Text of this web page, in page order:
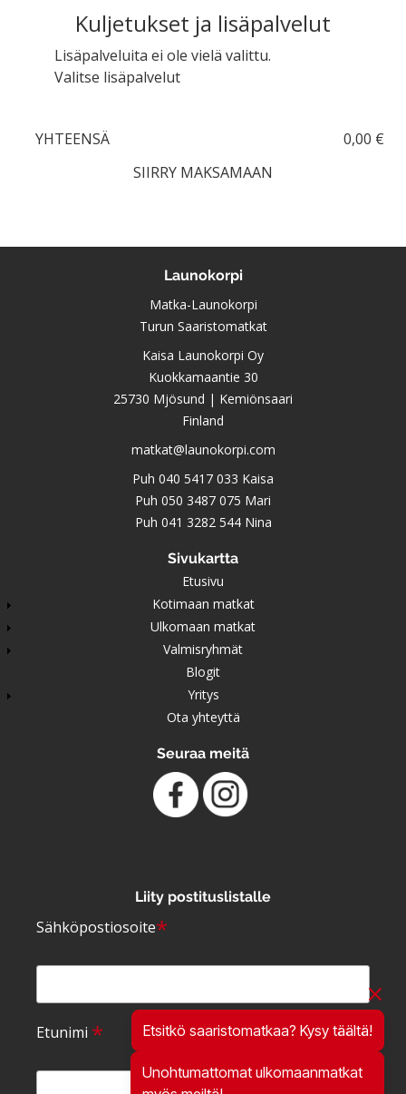
Etsitkö saaristomatkaa? Kysy täältä!
Unohtumattomat ulkomaanmatkat
Kuljetukset ja lisäpalvelut
Lisäpalveluita ei ole vielä valittu.
Valitse lisäpalvelut
YHTEENSÄ
0,00 €
SIIRRY MAKSAMAAN
Launokorpi
Matka-Launokorpi
Turun Saaristomatkat
Kaisa Launokorpi Oy
Kuokkamaantie 30
25730 Mjösund | Kemiönsaari
Finland
matkat@launokorpi.com
Puh 040 5417 033 Kaisa
Puh 050 3487 075 Mari
Puh 041 3282 544Nina
Sivukartta
Etusivu
Kotimaan matkat
Ulkomaan matkat
Valmisryhmät
Blogit
Yritys
Ota yhteyttä
Seuraa meitä
Liity postituslistalle
Sähköpostiosoite*
Etunimi *